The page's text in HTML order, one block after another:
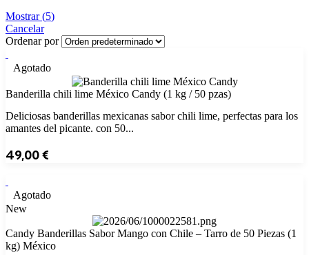
Mostrar(5)
Cancelar
Ordenar por
Agotado
Banderilla chili lime México Candy (1 kg / 50 pzas)
Deliciosas banderillas mexicanas sabor chili lime, perfectas para los
amantes del picante. con 50...
49,00€
Agotado
New
Candy Banderillas Sabor Mango con Chile – Tarro de 50 Piezas (1
kg) México